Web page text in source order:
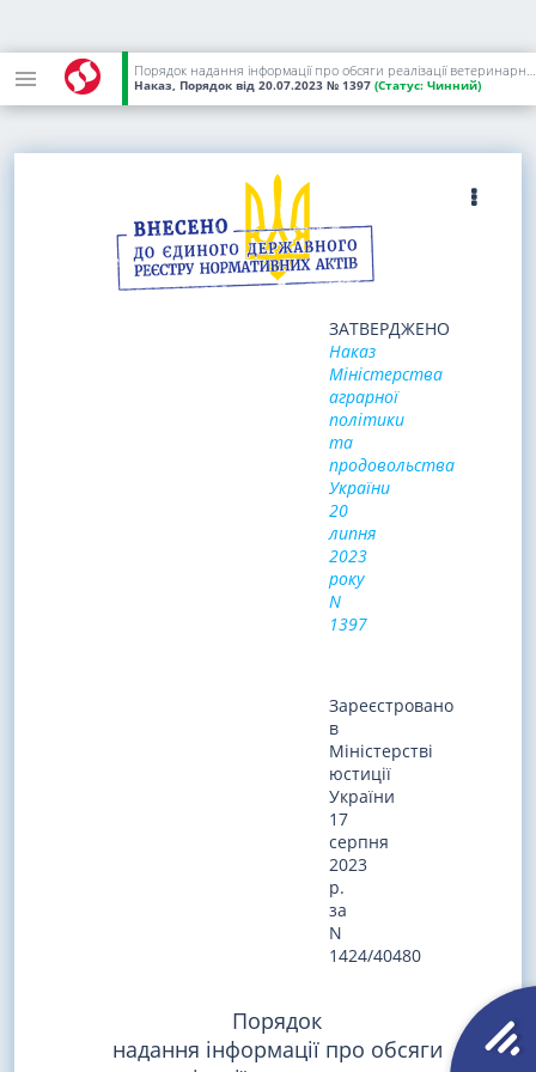
Порядок надання інформації про обсяги реалізації ветеринарного лікарського засобу
Наказ, Порядок від 20.07.2023 № 1397 (Статус: Чинний)
ЗАТВЕРДЖЕНО
Наказ
Міністерства
аграрної
політики
та
продовольства
України
20
липня
2023
року
N
1397
Зареєстровано
в
Міністерстві
юстиції
України
17
серпня
2023
р.
за
N
1424/40480
Порядок
надання інформації про обсяги